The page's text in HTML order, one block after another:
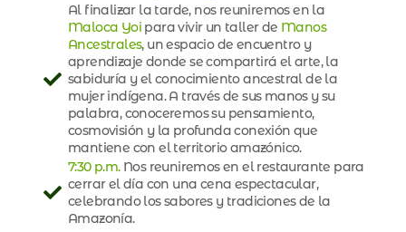
Al finalizar la tarde, nos reuniremos en la
Maloca Yoi para vivir un taller de Manos
Ancestrales, un espacio de encuentro y
aprendizaje donde se compartirá el arte, la
sabiduría y el conocimiento ancestral de la
mujer indígena. A través de sus manos y su
palabra, conoceremos su pensamiento,
cosmovisión y la profunda conexión que
mantiene con el territorio amazónico.
7:30 p.m. Nos reuniremos en el restaurante para
cerrar el día con una cena espectacular,
celebrando los sabores y tradiciones de la
Amazonía.